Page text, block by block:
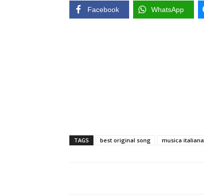
Facebook WhatsApp
TAGS best original song musica italiana